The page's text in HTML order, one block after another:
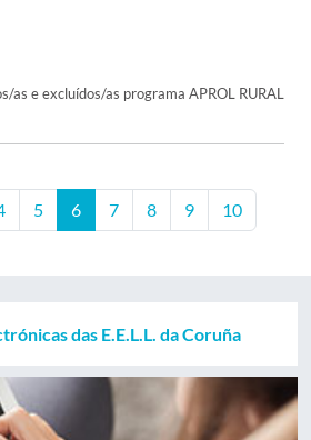
as e excluídos/as programa APROL RURAL
5 6 7 8 9 10
das E.E.L.L. da Coruña